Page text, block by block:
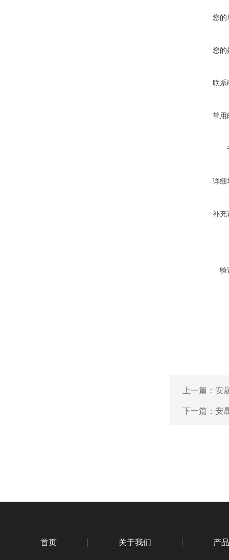
您的
您的
联系
常用
详细
补充
验
上一篇： 安
下一篇： 安
首页 关于我们 产